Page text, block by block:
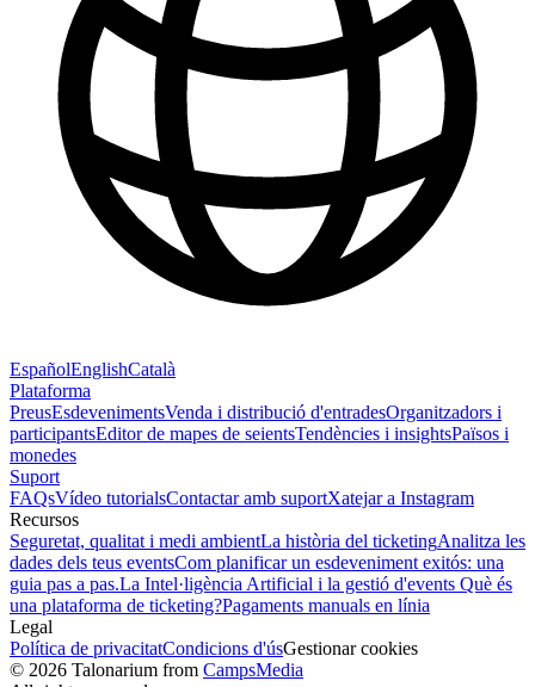
EspañolEnglishCatalà
Plataforma
PreusEsdevenimentsVenda i distribució d'entradesOrganitzadors i
participantsEditor de mapes de seientsTendències i insightsPaïsos i
monedes
Suport
FAQsVídeo tutorialsContactar amb suportXatejar a Instagram
Recursos
Seguretat, qualitat i medi ambientLa història del ticketingAnalitza les
dades dels teus eventsCom planificar un esdeveniment exitós: una
guia pas a pas.La Intel·ligència Artificial i la gestió d'events Què és
una plataforma de ticketing?Pagaments manuals en línia
Legal
Política de privacitatCondicions d'úsGestionar cookies
© 2026 Talonarium from CampsMedia